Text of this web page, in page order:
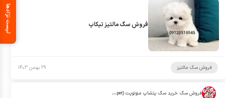
لیست نژادها فروش سگ مالتیز تیکاپ
فروش سگ مالتیز ۲۹ بهمن ۱۴۰۳
فروش سگ خرید سگ پتشاپ منوتوپت (manotopet)